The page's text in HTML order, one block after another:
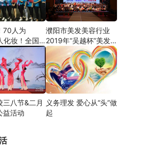
70人为
化妆！全国
事你知道吗？
濮阳市美发美容行业
2019年“吴越杯”美发
美容大赛圆满闭幕
三八节&二月
益活动
义务理发 爱心从“头”做
起